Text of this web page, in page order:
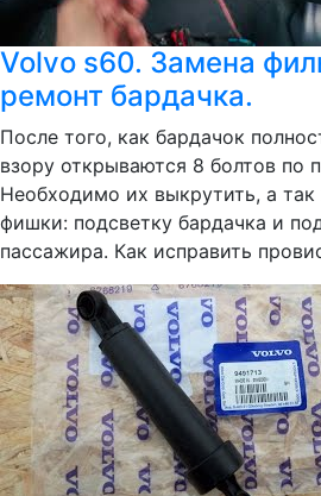
Volvo s60. Замена
ремонт бардачка.
После того, как бардачок
взору открываются 8 болтов по
Необходимо их выкрутить, а
фишки: подсветку бардачка и
пассажира. Как исправить